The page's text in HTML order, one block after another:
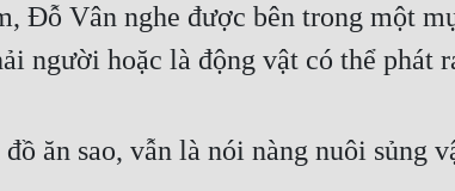
Đỗ Vân nghe được bên trong một
người hoặc là động vật có thể phát
ăn sao, vẫn là nói nàng nuôi sủng